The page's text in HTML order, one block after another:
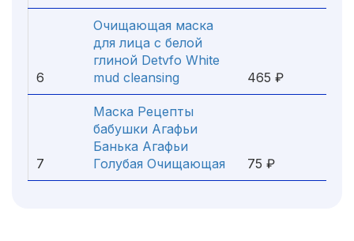
6
Очищающая маска
для лица с белой
глиной Detvfo White
mud cleansing
465 ₽
7
Маска Рецепты
бабушки Агафьи
Банька Агафьи
Голубая Очищающая
75 ₽